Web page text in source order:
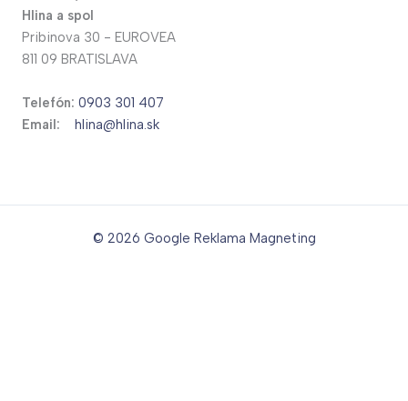
Hlina a spol
Pribinova 30 - EUROVEA
811 09 BRATISLAVA
Telefón: 0903 301 407
Email:
hlina@hlina.sk
© 2026 Google Reklama Magneting